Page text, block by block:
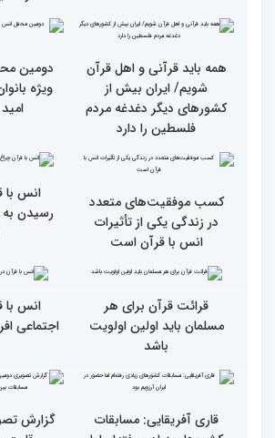
قرآن کریم (بخش دوم)
قرآن
گزارش تصویری بازدید
متسابقین چهلمین دوره
مسابقات بین المللی قرآن
کریم از حسینیه جماران
از
آیات
سومین
جزئیات سومین روز رقابت
بخش برادران مسابقات
بین‌المللی قرآن کریم
مسابقات
همه
به خوبی
در
همه باید قرآنی و اهل قرآن
شویم/ ایران بیش از
دومین
ویژه